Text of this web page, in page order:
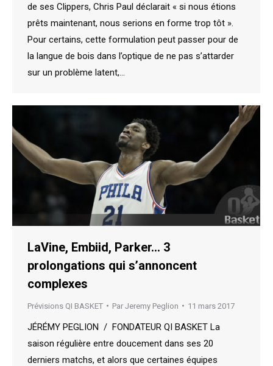
de ses Clippers, Chris Paul déclarait « si nous étions
prêts maintenant, nous serions en forme trop tôt ».
Pour certains, cette formulation peut passer pour de
la langue de bois dans l’optique de ne pas s’attarder
sur un problème latent,…
LaVine, Embiid, Parker… 3
prolongations qui s’annoncent
complexes
Prévisions QI BASKET Par Jeremy Peglion 11 mars 2017
JÉRÉMY PEGLION / FONDATEUR QI BASKET La
saison régulière entre doucement dans ses 20
derniers matchs, et alors que certaines équipes